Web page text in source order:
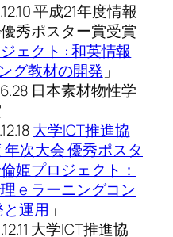
平成21年度情報
秀ポスター賞受賞
ェクト : 和英情報
グ教材の開発 」
日本素材物性学
大学ICT推進協
年次大会 優秀ポスタ
姫プロジェクト：
e ラーニングコン
運用 」
大学ICT推進協